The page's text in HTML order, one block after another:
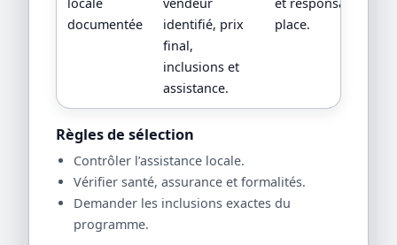
documentée
identifié, prix
final,
inclusions et
assistance.
place.
Règles de sélection
Contrôler l’assistance locale.
Vérifier santé, assurance et formalités.
Demander les inclusions exactes du
programme.